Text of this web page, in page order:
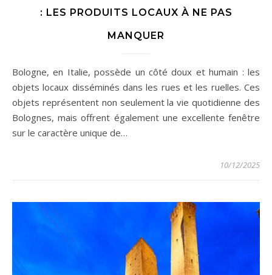
: LES PRODUITS LOCAUX À NE PAS
MANQUER
Bologne, en Italie, possède un côté doux et humain : les
objets locaux disséminés dans les rues et les ruelles. Ces
objets représentent non seulement la vie quotidienne des
Bolognes, mais offrent également une excellente fenêtre
sur le caractère unique de…
10/12/2025